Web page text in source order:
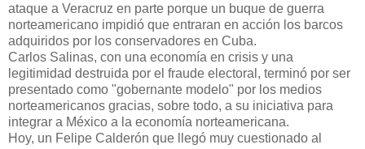
ataque a Veracruz en parte porque un buque de guerra
norteamericano impidió que entraran en acción los barcos
adquiridos por los conservadores en Cuba.
Carlos Salinas, con una economía en crisis y una
legitimidad destruida por el fraude electoral, terminó por ser
presentado como "gobernante modelo" por los medios
norteamericanos gracias, sobre todo, a su iniciativa para
integrar a México a la economía norteamericana.
Hoy, un Felipe Calderón que llegó muy cuestionado al